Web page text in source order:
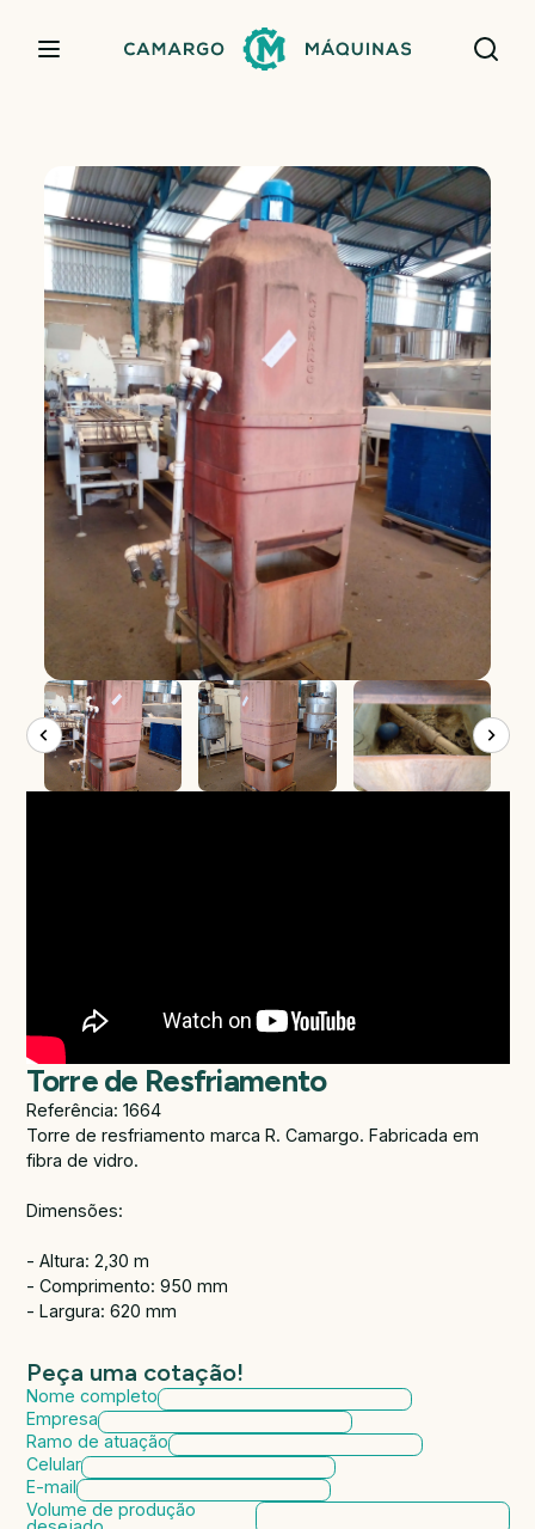
Torre de Resfriamento
Referência: 1664
Torre de resfriamento marca R. Camargo. Fabricada em
fibra de vidro.
Dimensões:
- Altura: 2,30 m
- Comprimento: 950 mm
- Largura: 620 mm
Peça uma cotação!
Nome completo
Empresa
Ramo de atuação
Celular
E-mail
Volume de produção